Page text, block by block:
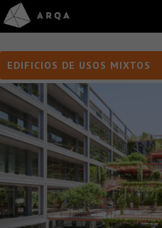
EDIFICIOS DE USOS MIXTOS